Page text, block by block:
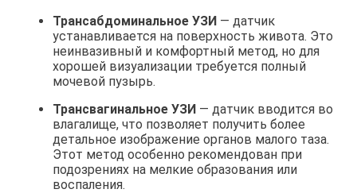
Трансабдоминальное УЗИ — датчик
устанавливается на поверхность живота. Это
неинвазивный и комфортный метод, но для
хорошей визуализации требуется полный
мочевой пузырь.
Трансвагинальное УЗИ — датчик вводится во
влагалище, что позволяет получить более
детальное изображение органов малого таза.
Этот метод особенно рекомендован при
подозрениях на мелкие образования или
воспаления.